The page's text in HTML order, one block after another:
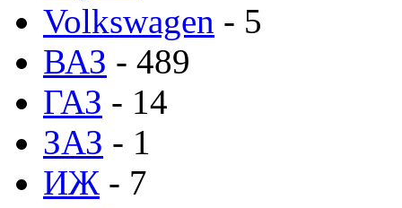
Volkswagen - 5
ВАЗ - 489
ГАЗ - 14
ЗАЗ - 1
ИЖ - 7